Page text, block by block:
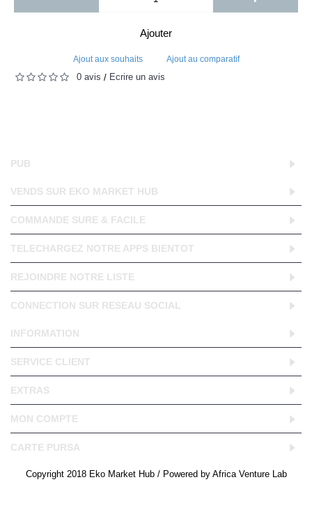
Ajouter
Ajout aux souhaits Ajout au comparatif
0 avis / Écrire un avis
PUB
VENDS SUR EKO MARKET HUB
COMMANDE SURE & FACILE
TELECHARGEZ NOTRE APPS BIENTOT
REJOINDRE NOTRE LISTE
CONNECTION SUR RESEAU SOCIAL
INFORMATION
SERVICE CLIENT
EXTRAS
MON COMPTE
CARTE PURSA
Copyright 2018 Eko Market Hub / Powered by Africa Venture Lab